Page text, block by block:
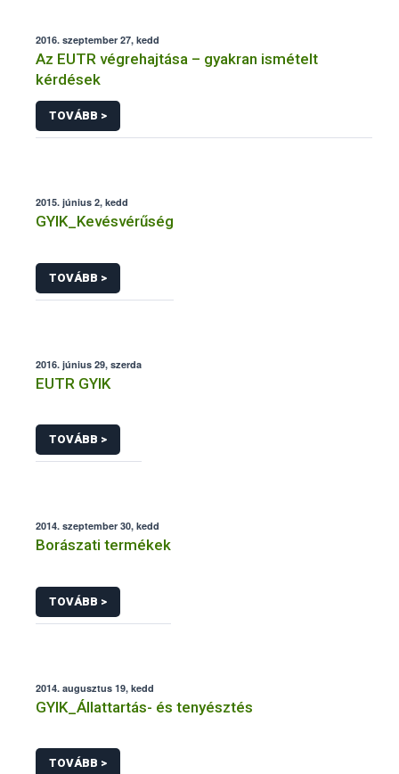
2016. szeptember 27, kedd
Az EUTR végrehajtása – gyakran ismételt
kérdések
TOVÁBB >
2015. június 2, kedd
GYIK_Kevésvérűség
TOVÁBB >
2016. június 29, szerda
EUTR GYIK
TOVÁBB >
2014. szeptember 30, kedd
Borászati termékek
TOVÁBB >
2014. augusztus 19, kedd
GYIK_Állattartás- és tenyésztés
TOVÁBB >